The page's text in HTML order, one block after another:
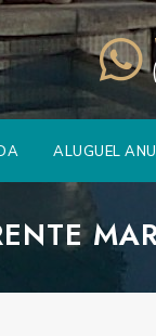
ALUGUEL